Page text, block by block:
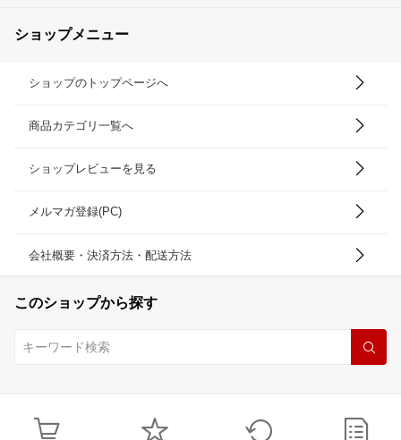
ショップメニュー
ショップのトップページへ
商品カテゴリ一覧へ
ショップレビューを見る
メルマガ登録(PC)
会社概要・決済方法・配送方法
このショップから探す